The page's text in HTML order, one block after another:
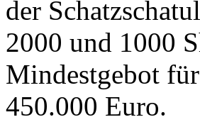
der
2000 und 1000
Mindestgebot
450.000 Euro.